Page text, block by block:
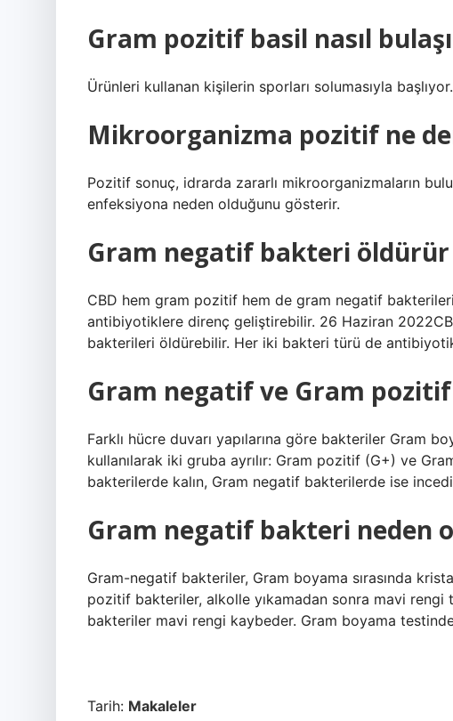
Gram pozitif basil nasıl
Ürünleri kullanan kişilerin sporları solumasıyla başlıyor.
Mikroorganizma pozitif ne
Pozitif sonuç, idrarda zararlı mikroorganizmaların
enfeksiyona neden olduğunu gösterir.
Gram negatif bakteri öldürür
CBD hem gram pozitif hem de gram negatif
antibiyotiklere direnç geliştirebilir. 26 Haziran
bakterileri öldürebilir. Her iki bakteri türü de
Gram negatif ve Gram
Farklı hücre duvarı yapılarına göre bakteriler Gram
kullanılarak iki gruba ayrılır: Gram pozitif (G+) ve
bakterilerde kalın, Gram negatif bakterilerde ise
Gram negatif bakteri neden
Gram-negatif bakteriler, Gram boyama sırasında
pozitif bakteriler, alkolle yıkamadan sonra mavi
bakteriler mavi rengi kaybeder. Gram boyama
Tarih: Makaleler